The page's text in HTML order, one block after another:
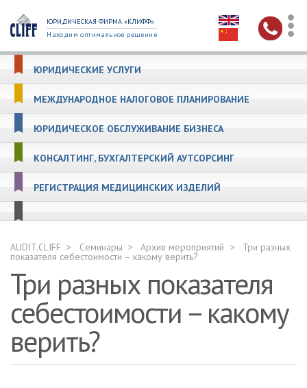
ЮРИДИЧЕСКАЯ ФИРМА «КЛИФФ»
Находим оптимальное решение
ЮРИДИЧЕСКИЕ УСЛУГИ
МЕЖДУНАРОДНОЕ НАЛОГОВОЕ ПЛАНИРОВАНИЕ
ЮРИДИЧЕСКОЕ ОБСЛУЖИВАНИЕ БИЗНЕСА
КОНСАЛТИНГ, БУХГАЛТЕРСКИЙ АУТСОРСИНГ
РЕГИСТРАЦИЯ МЕДИЦИНСКИХ ИЗДЕЛИЙ
AUDIT.CLIFF Семинары Архив мероприятий Три разных
показателя себестоимости – какому верить?
Три разных показателя
себестоимости – какому
верить?